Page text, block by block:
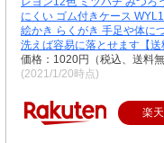
にくい ゴム付きケース
絵かき らくがき 手足や体に
洗えば容易に落とせます【送
価格：1020円（税込、送料
(2021/1/20時点)
楽